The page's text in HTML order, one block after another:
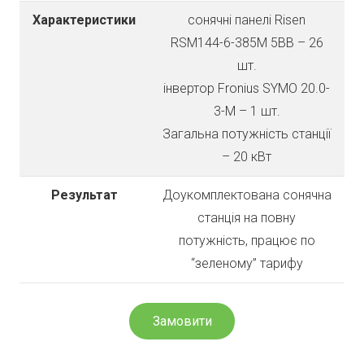
Характеристики
cонячні панелі Risen
RSM144-6-385M 5BB – 26
шт.
інвертор Fronius SYMO 20.0-
3-M – 1 шт.
Загальна потужність станції
– 20 кВт
Результат
Доукомплектована сонячна
станція на повну
потужність, працює по
“зеленому” тарифу
Замовити